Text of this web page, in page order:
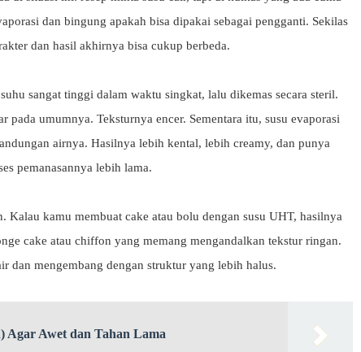
dan bingung apakah bisa dipakai sebagai pengganti. Sekilas
dan hasil akhirnya bisa cukup berbeda.
sangat tinggi dalam waktu singkat, lalu dikemas secara steril.
pada umumnya. Teksturnya encer. Sementara itu, susu evaporasi
airnya. Hasilnya lebih kental, lebih creamy, dan punya
pemanasannya lebih lama.
Kalau kamu membuat cake atau bolu dengan susu UHT, hasilnya
cake atau chiffon yang memang mengandalkan tekstur ringan.
dan mengembang dengan struktur yang lebih halus.
Awet dan Tahan Lama